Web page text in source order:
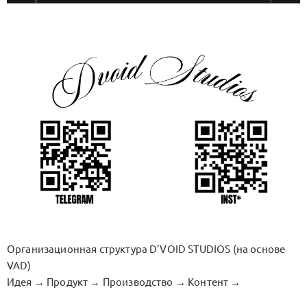
Организационная структура D’VOID STUDIOS (на основе
VAD)
Идея → Продукт → Производство → Контент →